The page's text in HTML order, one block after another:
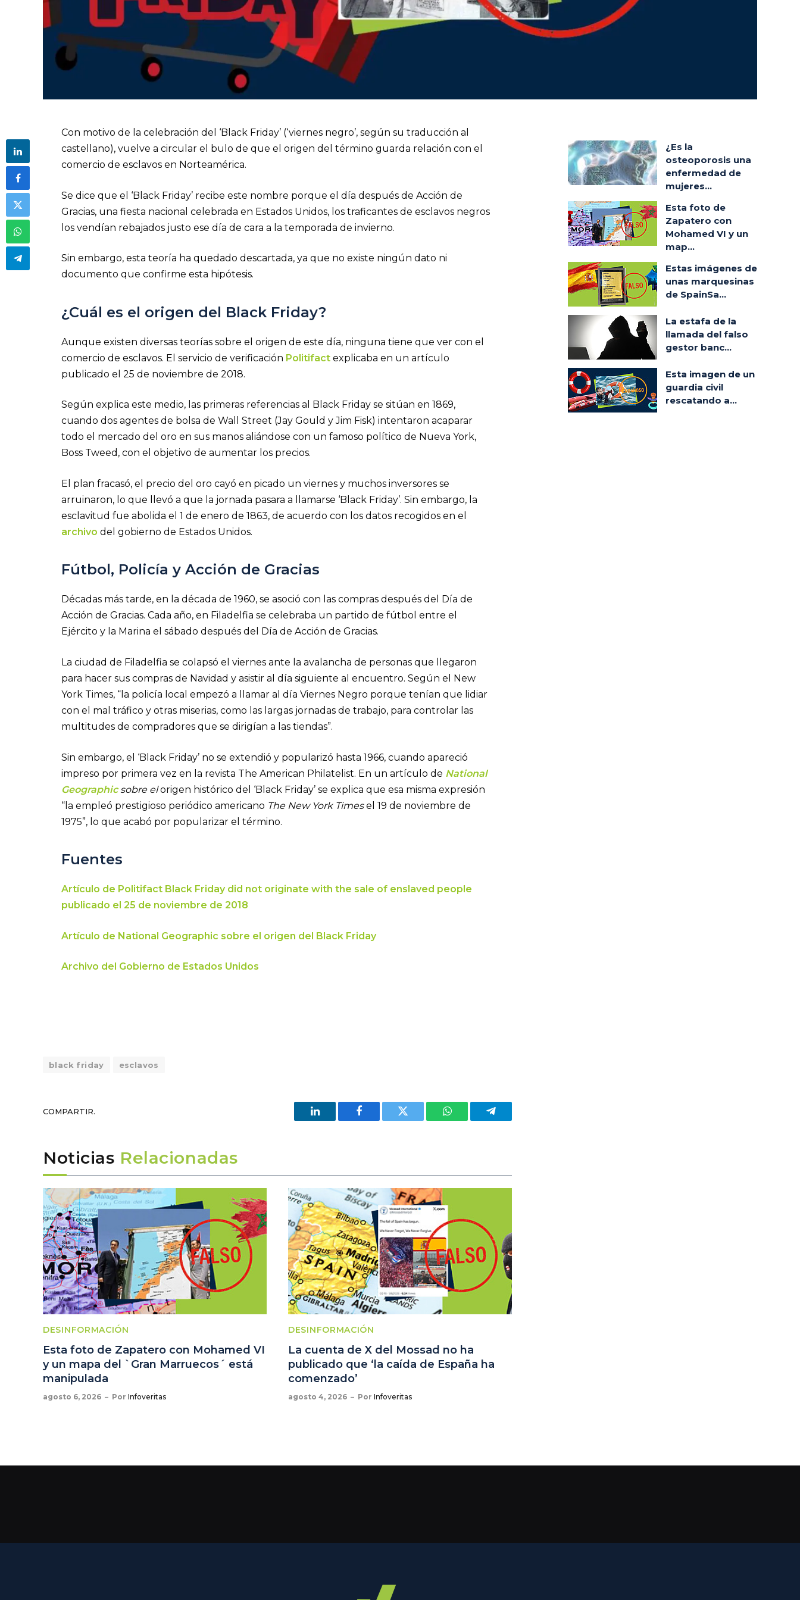
Con motivo de la celebración del ‘Black Friday’ (‘viernes negro’, según su traducción al
castellano), vuelve a circular el bulo de que el origen del término guarda relación con el
comercio de esclavos en Norteamérica.
Se dice que el ‘Black Friday’ recibe este nombre porque el día después de Acción de
Gracias, una fiesta nacional celebrada en Estados Unidos, los traficantes de esclavos negros
los vendían rebajados justo ese día de cara a la temporada de invierno.
Sin embargo, esta teoría ha quedado descartada, ya que no existe ningún dato ni
documento que confirme esta hipótesis.
¿Cuál es el origen del Black Friday?
Aunque existen diversas teorías sobre el origen de este día, ninguna tiene que ver con el
comercio de esclavos. El servicio de verificación Politifact explicaba en un artículo
publicado el 25 de noviembre de 2018.
Según explica este medio, las primeras referencias al Black Friday se sitúan en 1869,
cuando dos agentes de bolsa de Wall Street (Jay Gould y Jim Fisk) intentaron acaparar
todo el mercado del oro en sus manos aliándose con un famoso político de Nueva York,
Boss Tweed, con el objetivo de aumentar los precios.
El plan fracasó, el precio del oro cayó en picado un viernes y muchos inversores se
arruinaron, lo que llevó a que la jornada pasara a llamarse ‘Black Friday’. Sin embargo, la
esclavitud fue abolida el 1 de enero de 1863, de acuerdo con los datos recogidos en el
archivo del gobierno de Estados Unidos.
Fútbol, Policía y Acción de Gracias
Décadas más tarde, en la década de 1960, se asoció con las compras después del Día de
Acción de Gracias. Cada año, en Filadelfia se celebraba un partido de fútbol entre el
Ejército y la Marina el sábado después del Día de Acción de Gracias.
La ciudad de Filadelfia se colapsó el viernes ante la avalancha de personas que llegaron
para hacer sus compras de Navidad y asistir al día siguiente al encuentro. Según el New
York Times, “la policía local empezó a llamar al día Viernes Negro porque tenían que lidiar
con el mal tráfico y otras miserias, como las largas jornadas de trabajo, para controlar las
multitudes de compradores que se dirigían a las tiendas”.
Sin embargo, el ‘Black Friday’ no se extendió y popularizó hasta 1966, cuando apareció
impreso por primera vez en la revista The American Philatelist. En un artículo de National
Geographicsobre elorigen histórico del ‘Black Friday’ se explica que esa misma expresión
“la empleó prestigioso periódico americano The New York Times el 19 de noviembre de
1975”, lo que acabó por popularizar el término.
Fuentes
Artículo de Politifact Black Friday did not originate with the sale of enslaved people
publicado el 25 de noviembre de 2018
Artículo de National Geographic sobre el origen del Black Friday
Archivo del Gobierno de Estados Unidos
black friday esclavos
COMPARTIR.
LinkedIn Facebook Twitter WhatsAppTelegrama
Noticias Relacionadas
DESINFORMACIÓN
Esta foto de Zapatero con Mohamed VI
y un mapa del `Gran Marruecos´ está
manipulada
agosto 6, 2026 Por Infoveritas
DESINFORMACIÓN
La cuenta de X del Mossad no ha
publicado que ‘la caída de España ha
comenzado’
agosto 4, 2026 Por Infoveritas
¿Es la
osteoporosis una
enfermedad de
mujeres...
Esta foto de
Zapatero con
Mohamed VI y un
map...
Estas imágenes de
unas marquesinas
de SpainSa...
La estafa de la
llamada del falso
gestor banc...
Esta imagen de un
guardia civil
rescatando a...